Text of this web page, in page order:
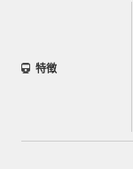
特徴